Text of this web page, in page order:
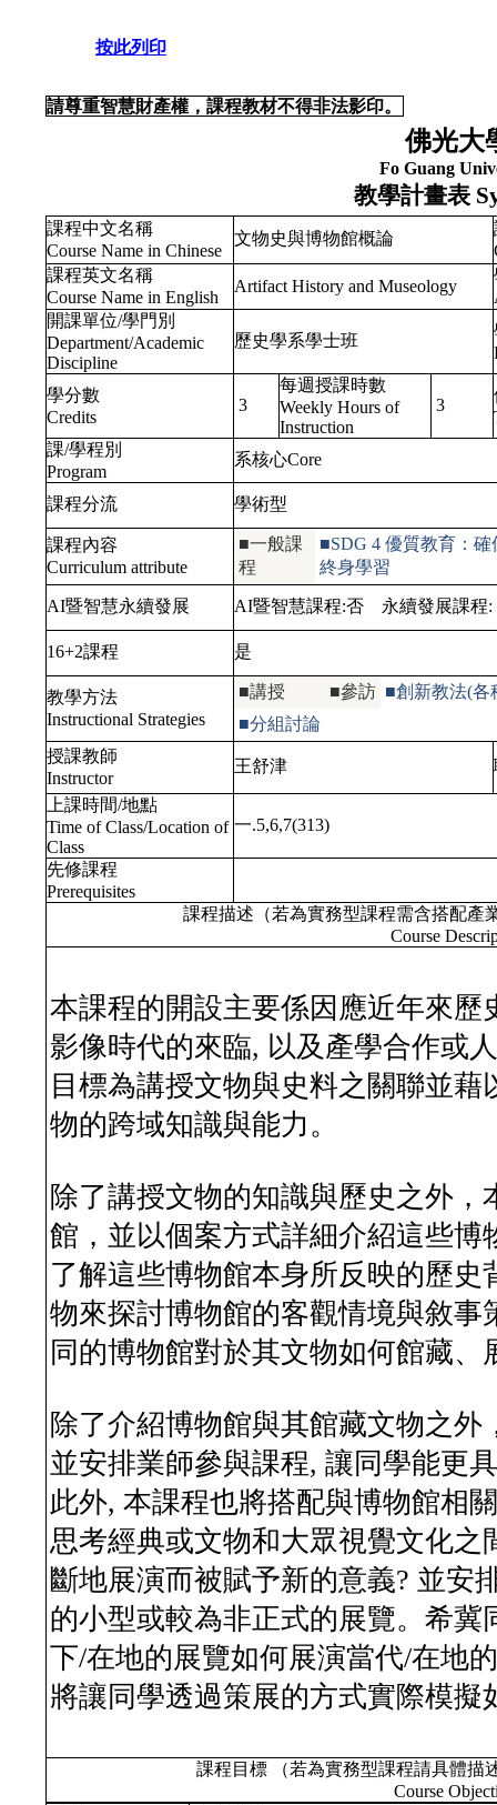
按此列印
請尊重智慧財產權，課程教材不得非法影印。
佛光大
Fo Guang
教學計畫表
課程中文名稱
Course Name in Chinese
文物史與博物館概論
課程英文名稱
Course Name in English
Artifact History and Museology
開課單位/學門別
Department/Academic
Discipline
歷史學系學士班
學分數
Credits
3
每週授課時數
Weekly Hours of
Instruction
3
課/學程別
Program
系核心Core
課程分流 學術型
課程內容
Curriculum attribute
■一般課
程
■SDG 4 優質教育：
終身學習
AI暨智慧永續發展 AI暨智慧課程:否 永續發展課程:
16+2課程 是
教學方法
Instructional Strategies
■講授 ■參訪 ■創新教法(各
■分組討論
授課教師
Instructor
王舒津
上課時間/地點
Time of Class/Location of
Class
一.5,6,7(313)
先修課程
Prerequisites
課程描述（若為實務型課程需含搭配產
Course
本課程的開設主要係因應近年來
影像時代的來臨, 以及產學合作或
目標為講授文物與史料之關聯並
物的跨域知識與能力。
除了講授文物的知識與歷史之外
館，並以個案方式詳細介紹這些博
了解這些博物館本身所反映的歷
物來探討博物館的客觀情境與敘
同的博物館對於其文物如何館藏
除了介紹博物館與其館藏文物之
並安排業師參與課程, 讓同學能更
此外, 本課程也將搭配與博物館相
思考經典或文物和大眾視覺文化之
斷地展演而被賦予新的意義? 並安
的小型或較為非正式的展覽。希
下/在地的展覽如何展演當代/在地
將讓同學透過策展的方式實際模
課程目標 （若為實務型課程請具體描
Course